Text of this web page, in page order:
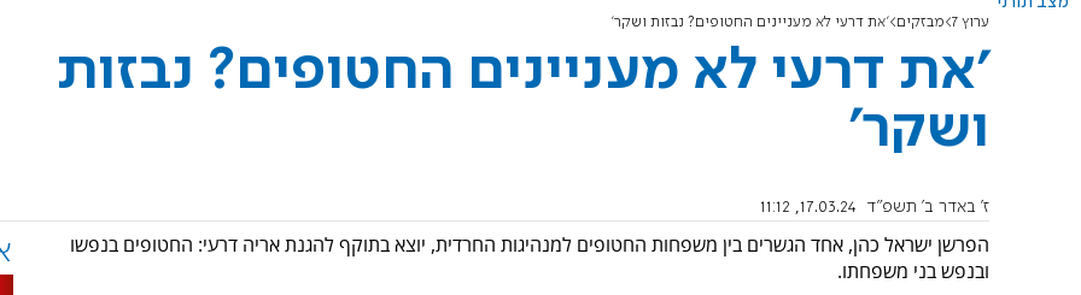
ערוץ 7 מבזקים 'את דרעי לא מעניינים החטופים? נבזות ושקר'
'את דרעי לא מעניינים החטופים? נבזות
ושקר'
ז' באדר ב׳ תשפ"ד 17.03.24, 11:12
הפרשן ישראל כהן, אחד הגשרים בין משפחות החטופים למנהיגות החרדית, יוצא בתוקף להגנת אריה דרעי: החטופים בנפשו
ובנפש בני משפחתו.